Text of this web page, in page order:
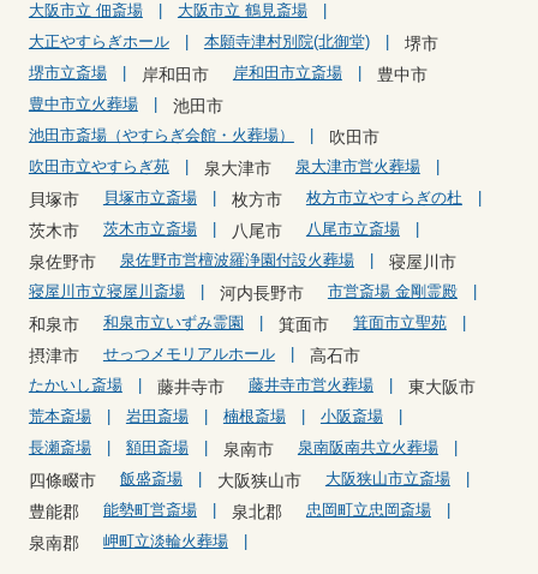
大阪市立 佃斎場
大阪市立 鶴見斎場
大正やすらぎホール
本願寺津村別院(北御堂) 堺市
堺市立斎場 岸和田市 岸和田市立斎場 豊中市
豊中市立火葬場 池田市
池田市斎場（やすらぎ会館・火葬場） 吹田市
吹田市立やすらぎ苑 泉大津市 泉大津市営火葬場
貝塚市 貝塚市立斎場 枚方市 枚方市立やすらぎの杜
茨木市 茨木市立斎場 八尾市 八尾市立斎場
泉佐野市 泉佐野市営檀波羅浄園付設火葬場 寝屋川市
寝屋川市立寝屋川斎場 河内長野市 市営斎場 金剛霊殿
和泉市 和泉市立いずみ霊園 箕面市 箕面市立聖苑
摂津市 せっつメモリアルホール 高石市
たかいし斎場 藤井寺市 藤井寺市営火葬場 東大阪市
荒本斎場 岩田斎場 楠根斎場
小阪斎場
長瀬斎場
額田斎場 泉南市 泉南阪南共立火葬場
四條畷市 飯盛斎場 大阪狭山市 大阪狭山市立斎場
豊能郡 能勢町営斎場 泉北郡 忠岡町立忠岡斎場
泉南郡 岬町立淡輪火葬場